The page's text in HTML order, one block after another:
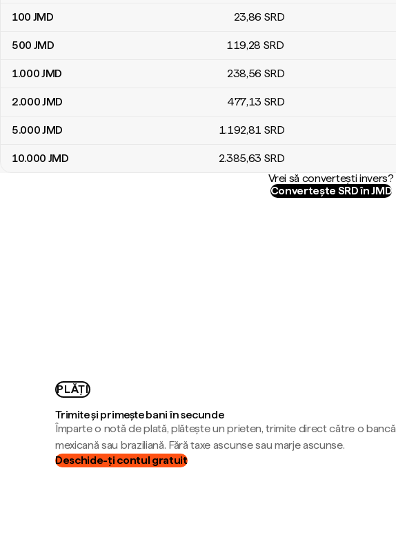
100 JMD 23,86 SRD
500 JMD 119,28 SRD
1.000JMD 238,56 SRD
2.000JMD 477,13 SRD
5.000JMD 1.192,81 SRD
10.000 JMD 2.385,63 SRD
Vrei să convertești invers?
Convertește SRD în JMD
PLĂȚI
Trimite și primește bani în secunde
Împarte o notă de plată, plătește un prieten, trimite direct către o bancă
mexicană sau braziliană. Fără taxe ascunse sau marje ascunse.
Deschide-ți contul gratuit